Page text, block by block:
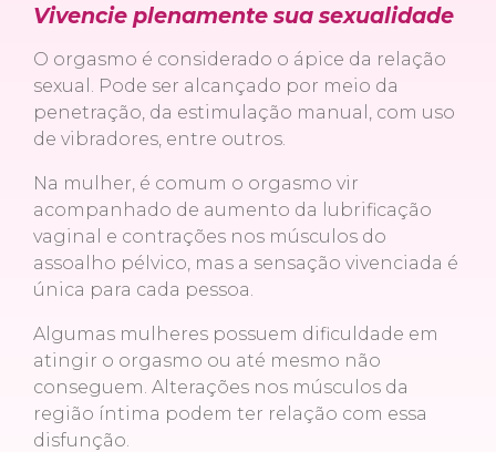
Vivencie plenamente sua sexualidade
O orgasmo é considerado o ápice da relação
sexual. Pode ser alcançado por meio da
penetração, da estimulação manual, com uso
de vibradores, entre outros.
Na mulher, é comum o orgasmo vir
acompanhado de aumento da lubrificação
vaginal e contrações nos músculos do
assoalho pélvico, mas a sensação vivenciada é
única para cada pessoa.
Algumas mulheres possuem dificuldade em
atingir o orgasmo ou até mesmo não
conseguem. Alterações nos músculos da
região íntima podem ter relação com essa
disfunção.